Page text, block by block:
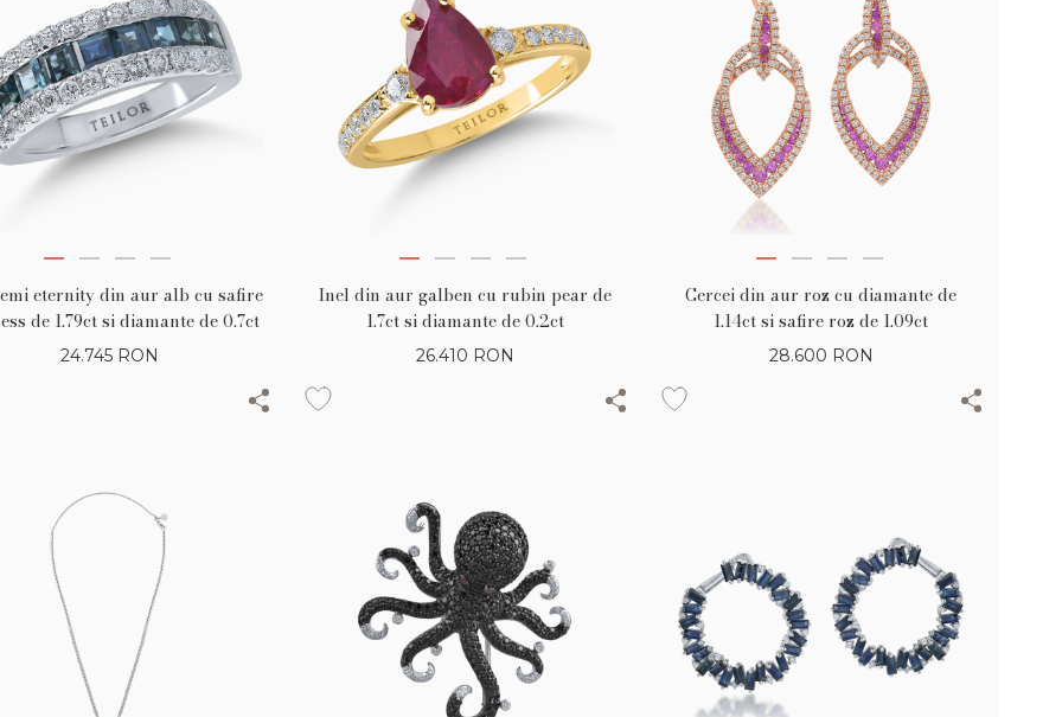
eternity din aur alb cu safire
de 1.79ct si diamante de 0.7ct
24.745 RON
Inel din aur galben cu rubin pear de
1.7ct si diamante de 0.2ct
26.410 RON
Cercei din aur roz cu diamante de
1.14ct si safire roz de 1.09ct
28.600 RON